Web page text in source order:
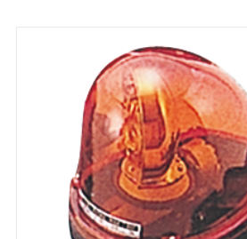
九州・沖縄（外部）